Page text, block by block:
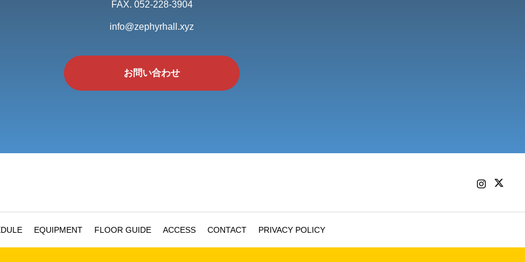
FAX. 052-228-3904
info@zephyrhall.xyz
お問い合わせ
EQUIPMENT FLOOR GUIDE ACCESS CONTACT PRIVACY POLICY